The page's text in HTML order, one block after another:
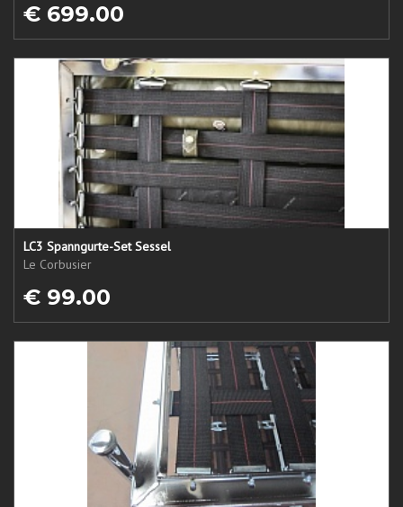
€ 699.00
LC3 Spanngurte-Set Sessel
Le Corbusier
€ 99.00